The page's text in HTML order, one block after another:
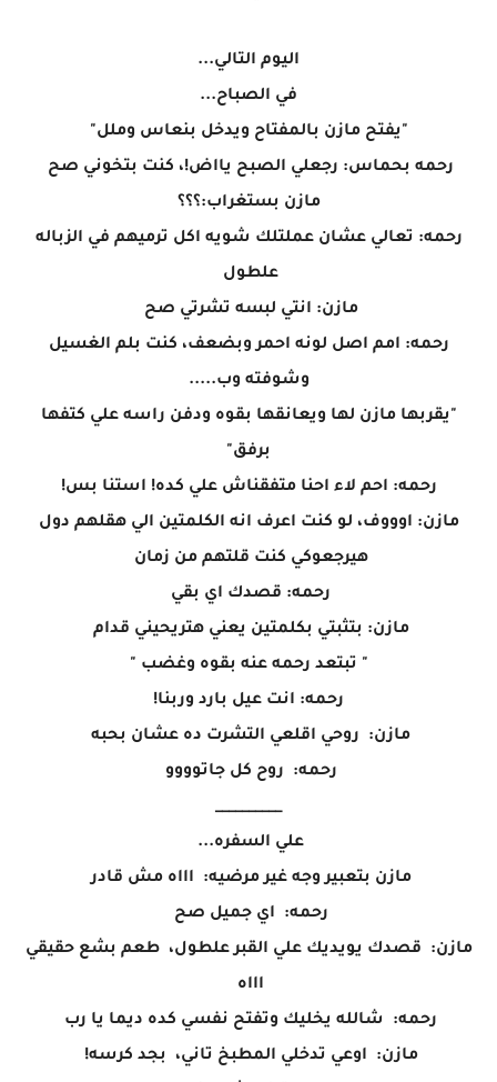
اليوم التالي...
في الصباح...
"يفتح مازن بالمفتاح ويدخل بنعاس وملل"
رحمه بحماس: رجعلي الصبح يااض!، كنت بتخوني صح
مازن بستغراب:؟؟؟
رحمه: تعالي عشان عملتلك شويه اكل ترميهم في الزباله
علطول
مازن: انتي لبسه تشرتي صح
رحمه: امم اصل لونه احمر وبضعف، كنت بلم الغسيل
وشوفته وب.....
"يقربها مازن لها ويعانقها بقوه ودفن راسه علي كتفها
برفق"
رحمه: احم لاء احنا متفقناش علي كده! استنا بس!
مازن: اوووف، لو كنت اعرف انه الكلمتين الي هقلهم دول
هيرجعوكي كنت قلتهم من زمان
رحمه: قصدك اي بقي
مازن: بتثبتي بكلمتين يعني هتريحيني قدام
" تبتعد رحمه عنه بقوه وغضب "
رحمه: انت عيل بارد وربنا!
مازن: روحي اقلعي التشرت ده عشان بحبه
رحمه: روح كل جاتوووو
__________
علي السفره...
مازن بتعبير وجه غير مرضيه: اااه مش قادر
رحمه: اي جميل صح
مازن: قصدك يويديك علي القبر علطول، طعم بشع حقيقي
اااه
رحمه: شالله يخليك وتفتح نفسي كده ديما يا رب
مازن: اوعي تدخلي المطبخ تاني، بجد كرسه!